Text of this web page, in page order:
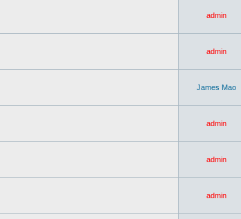
admin
admin
James Mao
admin
admin
admin